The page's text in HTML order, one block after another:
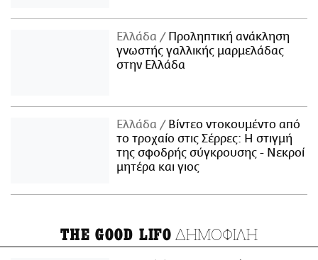
Ελλάδα
Προληπτική ανάκληση
γνωστής γαλλικής μαρμελάδας
στην Ελλάδα
Ελλάδα
Βίντεο ντοκουμέντο από
το τροχαίο στις Σέρρες: Η στιγμή
της σφοδρής σύγκρουσης - Νεκροί
μητέρα και γιος
THE GOOD LIFO ΔΗΜΟΦΙΛΗ